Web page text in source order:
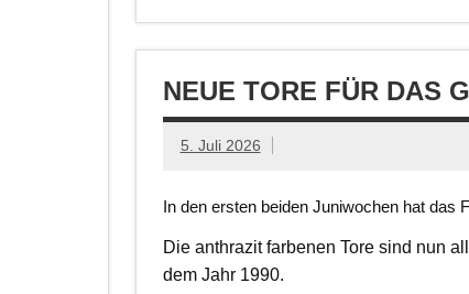
NEUE TORE FÜR DAS
5. Juli 2026
In den ersten beiden Juniwochen hat das
Die anthrazit farbenen Tore sind nun
dem Jahr 1990.